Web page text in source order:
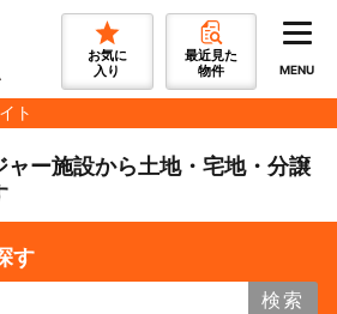
お気に
入り
最近見た
物件
MENU
ト
ー施設から土地・宅地・分譲
す
検索